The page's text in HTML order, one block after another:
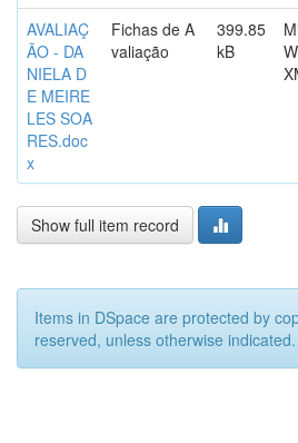
AVALIAÇ
ÃO - DA
NIELA D
E MEIRE
LES SOA
RES.doc
x
Fichas de A
valiação
399.85
kB
Show full item record
Items in DSpace are protected by
reserved, unless otherwise indicated.